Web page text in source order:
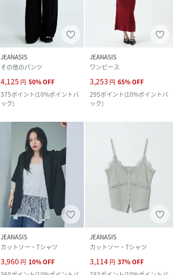
JEANASIS
その他のパンツ
4,125 円 50%OFF
375ポイント(10%ポイントバ
ック)
JEANASIS
ワンピース
3,253 円 65%OFF
295ポイント(10%ポイントバ
ック)
JEANASIS
カットソー・Tシャツ
3,960 円 10%OFF
JEANASIS
カットソー・Tシャツ
3,114 円 37%OFF